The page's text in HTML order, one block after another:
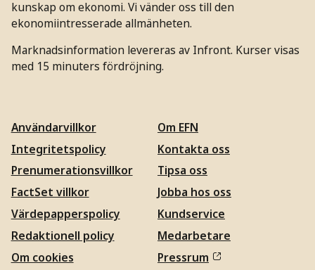
kunskap om ekonomi. Vi vänder oss till den
ekonomiintresserade allmänheten.
Marknadsinformation levereras av Infront. Kurser visas
med 15 minuters fördröjning.
Användarvillkor
Integritetspolicy
Prenumerationsvillkor
FactSet villkor
Värdepapperspolicy
Redaktionell policy
Om cookies
Om EFN
Kontakta oss
Tipsa oss
Jobba hos oss
Kundservice
Medarbetare
Pressrum